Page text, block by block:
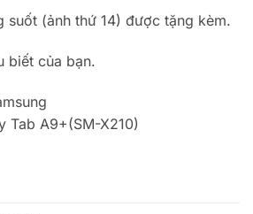
suốt (ảnh thứ 14) được tặng kèm.
biết của bạn.
Tab A9+(SM-X210)